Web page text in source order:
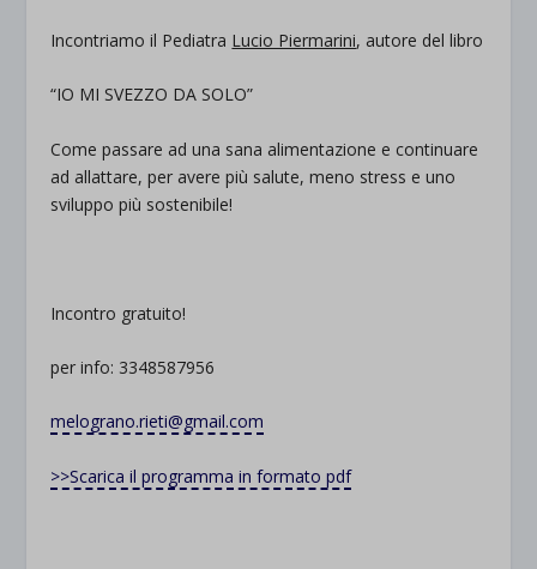
Incontriamo il Pediatra Lucio Piermarini, autore del libro
“IO MI SVEZZO DA SOLO”
Come passare ad una sana alimentazione e continuare
ad allattare, per avere più salute, meno stress e uno
sviluppo più sostenibile!
Incontro gratuito!
per info: 3348587956
melograno.rieti@gmail.com
>>Scarica il programma in formato pdf